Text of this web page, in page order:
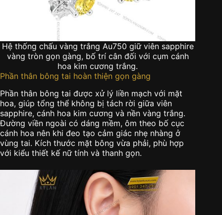
Hệ thống chấu vàng trắng Au750 giữ viên sapphire
vàng tròn gọn gàng, bố trí cân đối với cụm cánh
hoa kim cương trắng.
Phần thân bông tai hoàn thiện gọn gàng
Phần thân bông tai được xử lý liền mạch với mặt
hoa, giúp tổng thể không bị tách rời giữa viên
sapphire, cánh hoa kim cương và nền vàng trắng.
Đường viền ngoài có dáng mềm, ôm theo bố cục
cánh hoa nên khi đeo tạo cảm giác nhẹ nhàng ở
vùng tai. Kích thước mặt bông vừa phải, phù hợp
với kiểu thiết kế nữ tính và thanh gọn.